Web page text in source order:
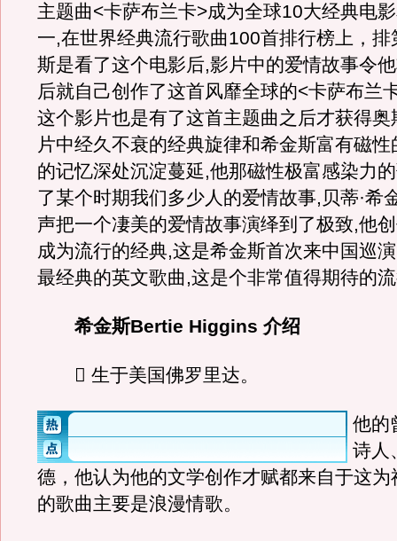
主题曲<卡萨布兰卡>成为全球10大经典电
一,在世界经典流行歌曲100首排行榜上，排
斯是看了这个电影后,影片中的爱情故事令
后就自己创作了这首风靡全球的<卡萨布兰
这个影片也是有了这首主题曲之后才获得奥
片中经久不衰的经典旋律和希金斯富有磁
的记忆深处沉淀蔓延,他那磁性极富感染力
了某个时期我们多少人的爱情故事,贝蒂·希
声把一个凄美的爱情故事演绎到了极致,他
成为流行的经典,这是希金斯首次来中国巡
最经典的英文歌曲,这是个非常值得期待的
希金斯Bertie Higgins 介绍
 生于美国佛罗里达。
他的
诗人
德，他认为他的文学创作才赋都来自于这为
的歌曲主要是浪漫情歌。